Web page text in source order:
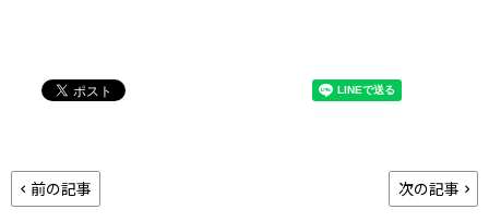
前の記事 次の記事